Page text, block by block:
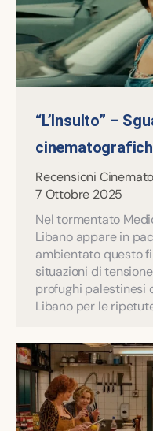
“L’Insulto” –
Recensioni
7 Ottobre 2025
Nel tormentato
Libano appare in
ambientato questo
situazioni di
profughi palestinesi
Libano per le